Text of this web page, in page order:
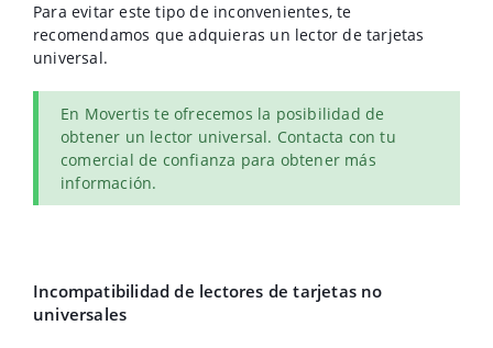
Para evitar este tipo de inconvenientes, te
recomendamos que adquieras un lector de tarjetas
universal.
En Movertis te ofrecemos la posibilidad de
obtener un lector universal. Contacta con tu
comercial de confianza para obtener más
información.
Incompatibilidad de lectores de tarjetas no
universales